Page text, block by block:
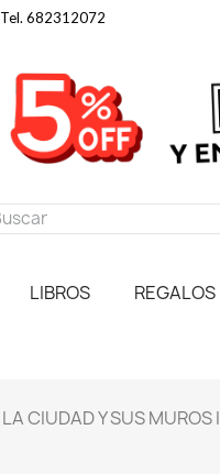
Tel. 682312072
LIBROS REGALOS
LA CIUDAD Y SUS